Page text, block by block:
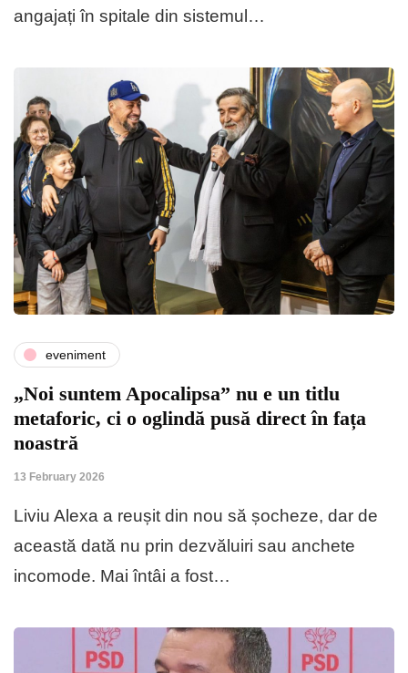
angajați în spitale din sistemul…
eveniment
„Noi suntem Apocalipsa” nu e un titlu
metaforic, ci o oglindă pusă direct în fața
noastră
13 February 2026
Liviu Alexa a reușit din nou să șocheze, dar de
această dată nu prin dezvăluiri sau anchete
incomode. Mai întâi a fost…